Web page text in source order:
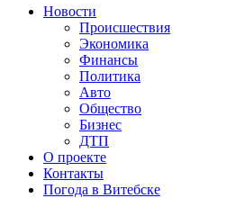
Новости
Происшествия
Экономика
Финансы
Политика
Авто
Общество
Бизнес
ДТП
О проекте
Контакты
Погода в Витебске